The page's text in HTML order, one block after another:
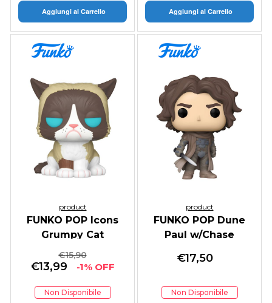
Aggiungi al Carrello Aggiungi al Carrello
product
FUNKO POP Icons
Grumpy Cat
€15,90
€13,99 -1% OFF
Non Disponibile
product
FUNKO POP Dune
Paul w/Chase
€17,50
Non Disponibile